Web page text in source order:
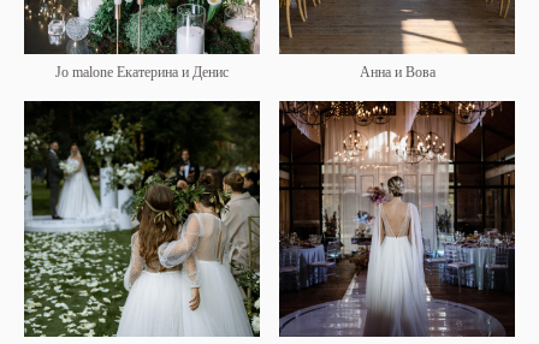
Jo malone Екатерина и Денис Анна и Вова